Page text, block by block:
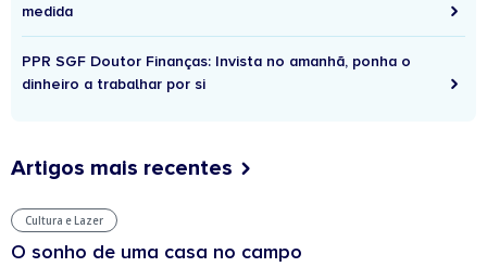
medida
PPR SGF Doutor Finanças: Invista no amanhã, ponha o
dinheiro a trabalhar por si
Artigos mais recentes
Cultura e Lazer
O sonho de uma casa no campo